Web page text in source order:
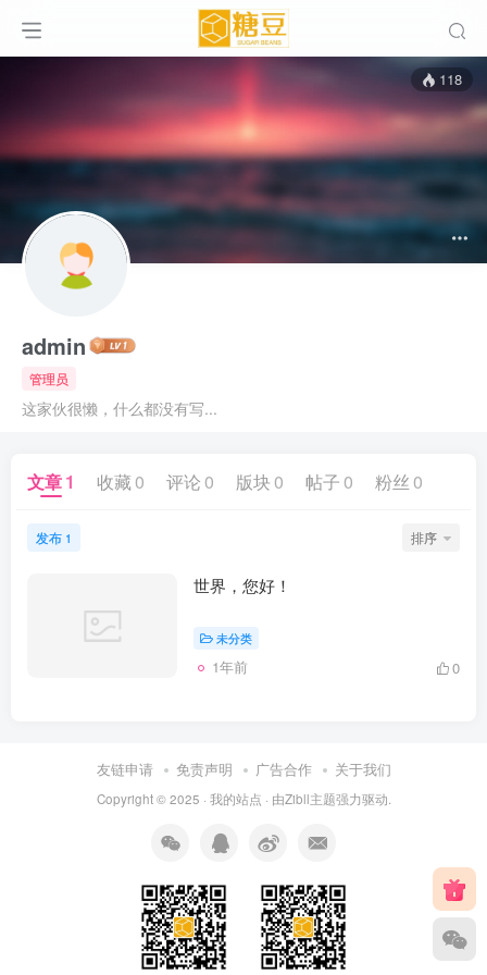
118
admin
管理员
这家伙很懒，什么都没有写...
文章1 收藏 0 评论 0 版块 0 帖子 0 粉丝 0
发布 1 排序
世界，您好！
未分类
1年前 0
友链申请 免责声明 广告合作 关于我们
Copyright © 2025 · 我的站点 · 由Zibll主题强力驱动.